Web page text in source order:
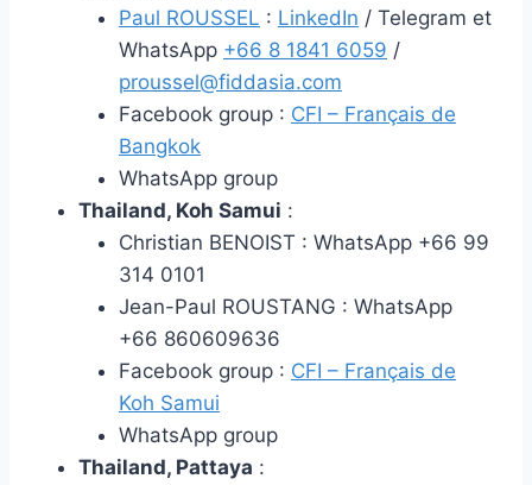
Paul ROUSSEL : LinkedIn / Telegram et
WhatsApp +66 8 1841 6059 /
proussel@fiddasia.com
Facebook group : CFI – Français de
Bangkok
WhatsApp group
Thailand, Koh Samui :
Christian BENOIST : WhatsApp +66 99
314 0101
Jean-Paul ROUSTANG : WhatsApp
+66 860609636
Facebook group : CFI – Français de
Koh Samui
WhatsApp group
Thailand, Pattaya :